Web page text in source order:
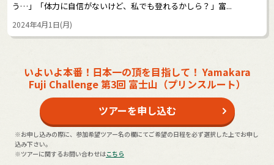
う…」「体力に自信がないけど、私でも登れるかしら？」富...
2024年4月1日(月)
いよいよ本番！日本一の頂を目指して！ Yamakara
Fuji Challenge 第3回 富士山（プリンスルート）
ツアーを申し込む
※お申し込みの際に、参加希望ツアー名の欄にてご希望の日程を必ず選択した上でお申し
込み下さい。
※ツアーに関するお問い合わせはこちら